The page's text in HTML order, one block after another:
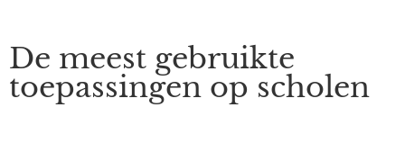
De meest gebruikte
toepassingen op scholen